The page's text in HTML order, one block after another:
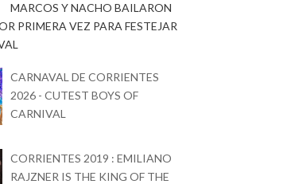
MARCOS Y NACHO BAILARON
PRIMERA VEZ PARA FESTEJAR
CARNAVAL DE CORRIENTES
2026 - CUTEST BOYS OF
CARNIVAL
CORRIENTES 2019 : EMILIANO
RAJZNER IS THE KING OF THE